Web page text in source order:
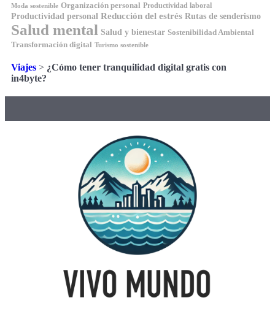
Moda sostenible Organización personal Productividad laboral
Productividad personal Reducción del estrés Rutas de senderismo
Salud mental Salud y bienestar Sostenibilidad Ambiental
Transformación digital Turismo sostenible
Viajes > ¿Cómo tener tranquilidad digital gratis con
in4byte?